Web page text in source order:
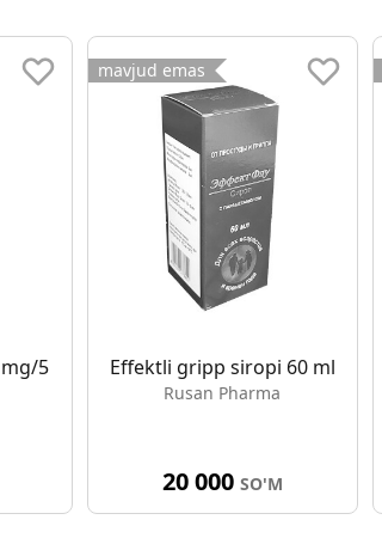
5
mavjud emas
Effektli gripp siropi 60 ml
Rusan Pharma
20 000 SO'M